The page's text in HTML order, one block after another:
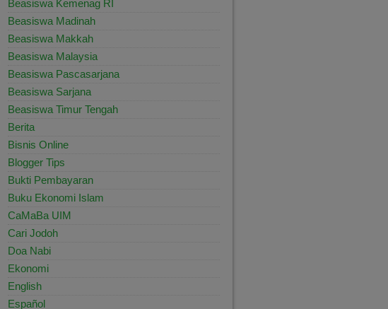
Beasiswa Kemenag RI
Beasiswa Madinah
Beasiswa Makkah
Beasiswa Malaysia
Beasiswa Pascasarjana
Beasiswa Sarjana
Beasiswa Timur Tengah
Berita
Bisnis Online
Blogger Tips
Bukti Pembayaran
Buku Ekonomi Islam
CaMaBa UIM
Cari Jodoh
Doa Nabi
Ekonomi
English
Español